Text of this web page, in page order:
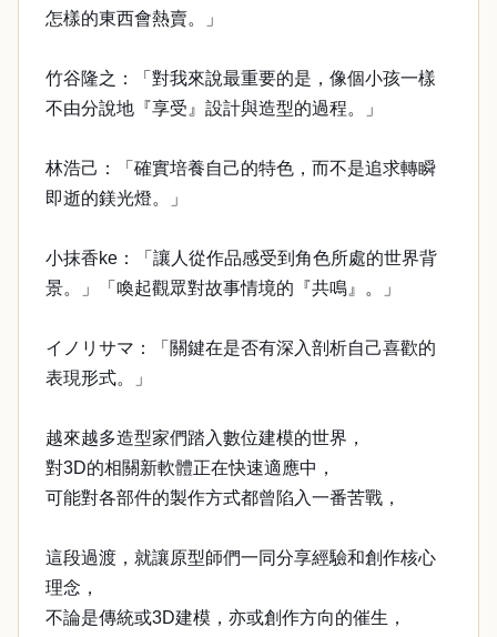
怎樣的東西會熱賣。」
竹谷隆之：「對我來說最重要的是，像個小孩一樣
不由分說地『享受』設計與造型的過程。」
林浩己：「確實培養自己的特色，而不是追求轉瞬
即逝的鎂光燈。」
小抹香ke：「讓人從作品感受到角色所處的世界背
景。」「喚起觀眾對故事情境的『共鳴』。」
イノリサマ：「關鍵在是否有深入剖析自己喜歡的
表現形式。」
越來越多造型家們踏入數位建模的世界，
對3D的相關新軟體正在快速適應中，
可能對各部件的製作方式都曾陷入一番苦戰，
這段過渡，就讓原型師們一同分享經驗和創作核心
理念，
不論是傳統或3D建模，亦或創作方向的催生，